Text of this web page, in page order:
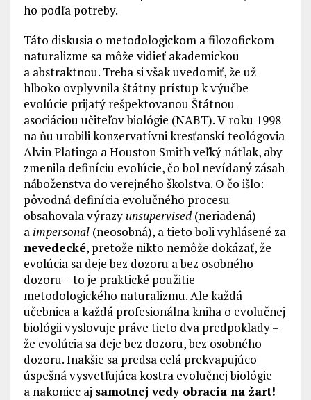
ho podľa potreby.
Táto diskusia o metodologickom a filozofickom
naturalizme sa môže vidieť akademickou
a abstraktnou. Treba si však uvedomiť, že už
hlboko ovplyvnila štátny prístup k výučbe
evolúcie prijatý rešpektovanou Štátnou
asociáciou učiteľov biológie (NABT). V roku 1998
na ňu urobili konzervatívni kresťanskí teológovia
Alvin Platinga a Houston Smith veľký nátlak, aby
zmenila definíciu evolúcie, čo bol nevídaný zásah
náboženstva do verejného školstva. O čo išlo:
pôvodná definícia evolučného procesu
obsahovala výrazy unsupervised(neriadená)
a impersonal(neosobná), a tieto boli vyhlásené za
nevedecké, pretože nikto nemôže dokázať, že
evolúcia sa deje bez dozoru a bez osobného
dozoru – to je praktické použitie
metodologického naturalizmu. Ale každá
učebnica a každá profesionálna kniha o evolučnej
biológii vyslovuje práve tieto dva predpoklady –
že evolúcia sa deje bez dozoru, bez osobného
dozoru. Inakšie sa predsa celá prekvapujúco
úspešná vysvetľujúca kostra evolučnej biológie
a nakoniec aj samotnej vedy obracia na žart!